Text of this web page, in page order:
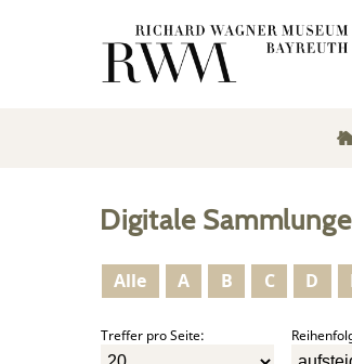
Digitale
Alle A B C D
Treffer pro Seite: